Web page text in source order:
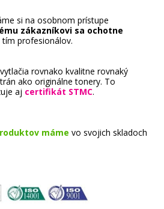
284,90 €
Pridať do košíka
si na osobnom prístupe
zákazníkovi sa ochotne
tím profesionálov.
rovnako kvalitne rovnaký
ako originálne tonery. To
aj certifikát STMC.
máme vo svojich skladoch